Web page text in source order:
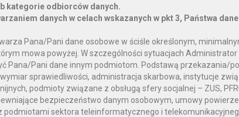
kategorie odbiorców danych.
danych w celach wskazanych w pkt 3, Państwa
Pana/Pani dane osobowe w ściśle określonym,
mowa powyżej. W szczególności sytuacjach Administrator
Pana/Pani dane innym podmiotom. Podstawą przekazania/
sprawiedliwości, administracja skarbowa, instytucje
podmioty związane z obsługą sfery socjalnej – ZUS,
bezpieczeństwo danym osobowym, umowy
podmiotami sektora teleinformatycznego i